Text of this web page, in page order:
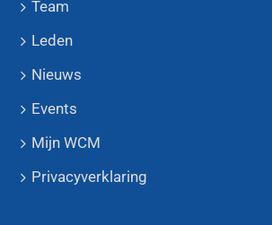
Team
Leden
Nieuws
Events
Mijn WCM
Privacyverklaring